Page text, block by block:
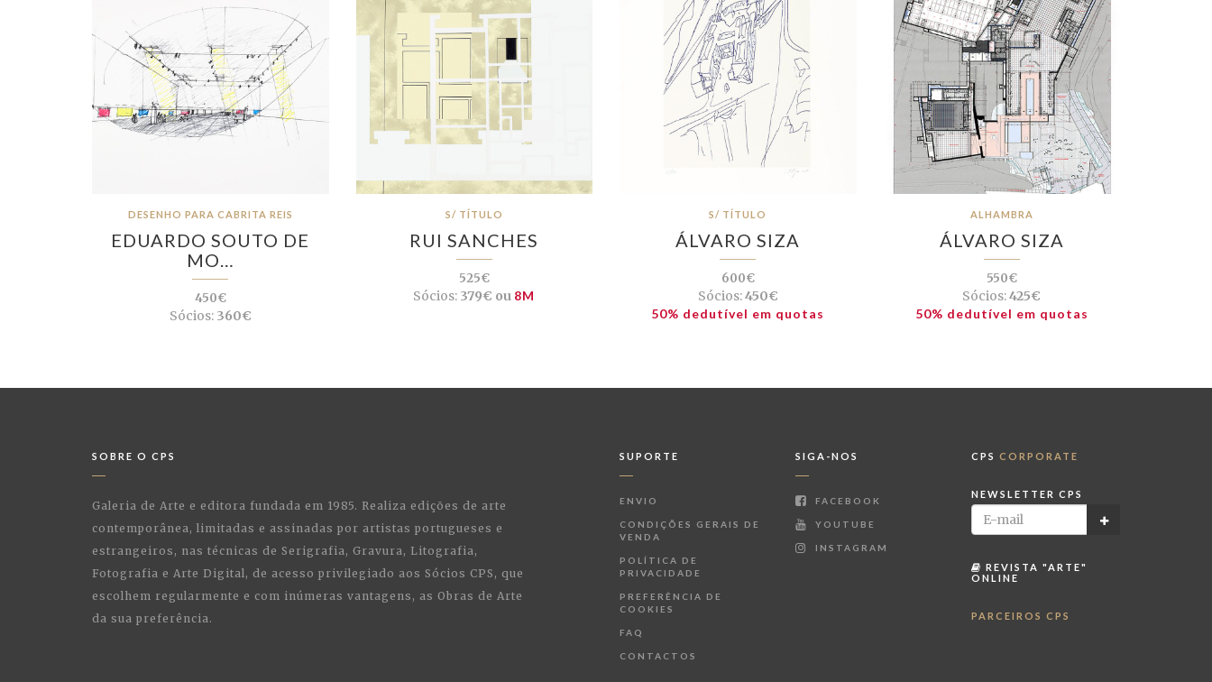
DESENHO PARA CABRITA REIS
EDUARDO SOUTO DE
MO…
450€
Sócios:360€
S/ TÍTULO
RUI SANCHES
525€
Sócios: 379€ ou 8M
S/ TÍTULO
ÁLVARO SIZA
600€
Sócios:450€
50% dedutível em quotas
ALHAMBRA
ÁLVARO SIZA
550€
Sócios:425€
50% dedutível em quotas
SOBRE O CPS
Galeria de Arte e editora fundada em 1985. Realiza edições de arte
contemporânea, limitadas e assinadas por artistas portugueses e
estrangeiros, nas técnicas de Serigrafia, Gravura, Litografia,
Fotografia e Arte Digital, de acesso privilegiado aos Sócios CPS, que
escolhem regularmente e com inúmeras vantagens, as Obras de Arte
da sua preferência.
SUPORTE
ENVIO
CONDIÇÕES GERAIS DE
VENDA
POLÍTICA DE
PRIVACIDADE
PREFERÊNCIA DE
COOKIES
FAQ
CONTACTOS
SIGA-NOS
FACEBOOK
YOUTUBE
INSTAGRAM
CPS CORPORATE
NEWSLETTER CPS
REVISTA "ARTE"
ONLINE
PARCEIROS CPS